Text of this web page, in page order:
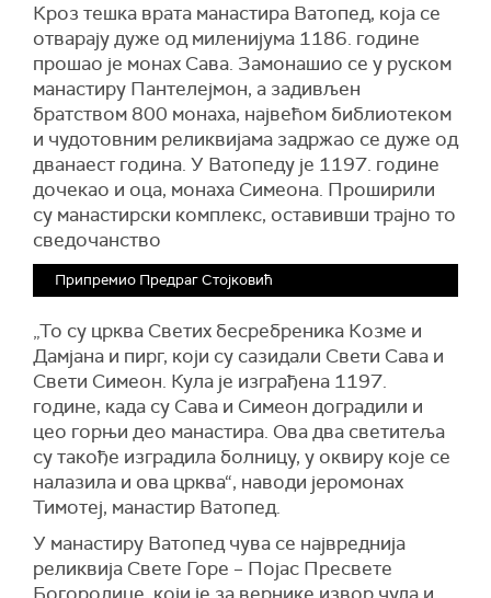
Кроз тешка врата манастира Ватопед, која се
отварају дуже од миленијума 1186. године
прошао је монах Сава. Замонашио се у руском
манастиру Пантелејмон, а задивљен
братством 800 монаха, највећом библиотеком
и чудотовним реликвијама задржао се дуже од
дванаест година. У Ватопеду је 1197. године
дочекао и оца, монаха Симеона. Проширили
су манастирски комплекс, оставивши трајно то
сведочанство
Припремио Предраг Стојковић
„То су црква Светих бесребреника Козме и
Дамјана и пирг, који су сазидали Свети Сава и
Свети Симеон. Кула је изграђена 1197.
године, када су Сава и Симеон доградили и
цео горњи део манастира. Ова два светитеља
су такође изградила болницу, у оквиру које се
налазила и ова црква“, наводи јеромонах
Тимотеј, манастир Ватопед.
У манастиру Ватопед чува се највреднија
реликвија Свете Горе – Појас Пресвете